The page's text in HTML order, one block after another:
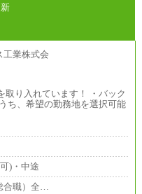
新
取り入れています！ ・バック
ち、希望の勤務地を選択可能
)・中途
合職）全…